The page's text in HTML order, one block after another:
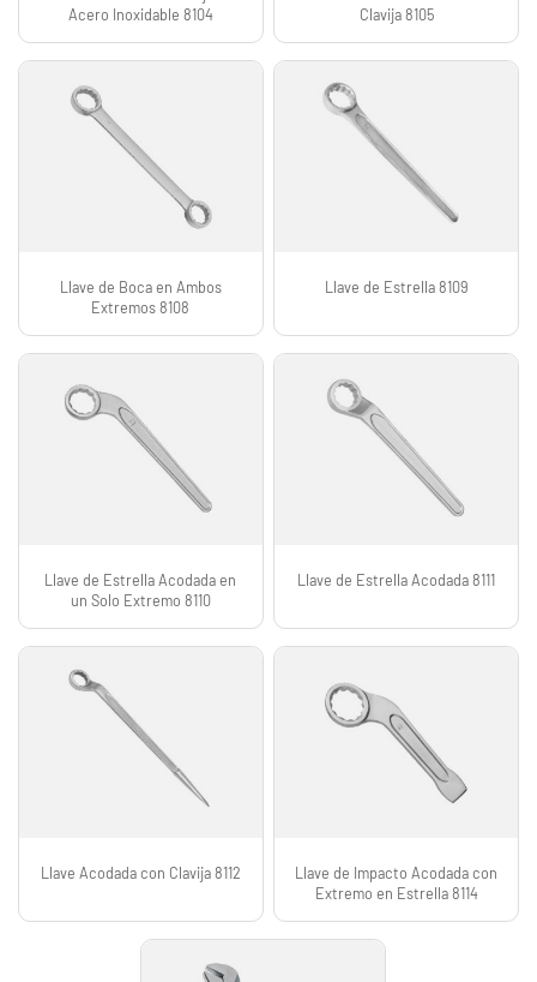
Acero Inoxidable 8104
Clavija 8105
Llave de Boca en Ambos
Extremos 8108
Llave de Estrella 8109
Llave de Estrella Acodada en
un Solo Extremo 8110
Llave de Estrella Acodada 8111
Llave Acodada con Clavija 8112
Llave de Impacto Acodada con
Extremo en Estrella 8114